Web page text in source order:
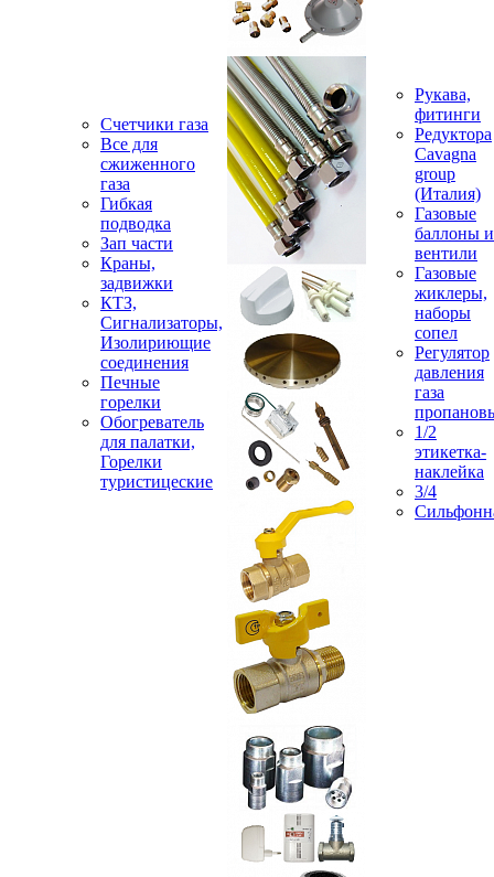
Счетчики газа
Все для
сжиженного
газа
Гибкая
подводка
Зап части
Краны,
задвижки
КТЗ,
Сигнализаторы,
Изолириющие
соединения
Печные
горелки
Обогреватель
для палатки,
Горелки
туристицеские
Рукава,
фитинги
Редуктора
Cavagna
group
(Италия)
Газовые
баллоны и
вентили
Газовые
жиклеры,
наборы
сопел
Регулятор
давления
газа
1/2
этикетка-
наклейка
3/4